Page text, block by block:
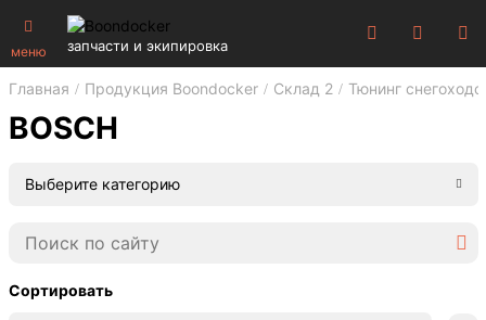
меню запчасти и экипировка
Главная Продукция Boondocker Склад 2 Тюнинг
BOSCH
Выберите категорию
Сортировать